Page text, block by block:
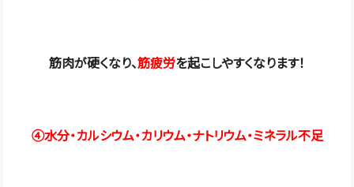
筋肉が硬くなり、筋疲労を起こしやすくなります！
④水分・カルシウム・カリウム・ナトリウム・ミネラル不足